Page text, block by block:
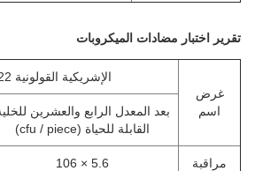
تقرير اختبار مضادات الميكروبات
غرض
اسم
الإشريكية القولونية ATCC 25922
بعد المعدل الرابع والعشرين للخلية
القابلة للحياة (cfu / piece)
مراقبة 5.6 × 106